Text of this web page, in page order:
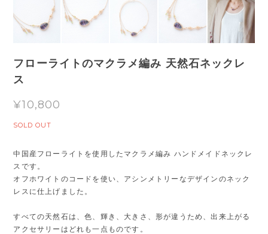
フローライトのマクラメ編み 天然石ネックレ
ス
¥10,800
SOLD OUT
中国産フローライトを使用したマクラメ編み ハンドメイドネックレ
スです。
オフホワイトのコードを使い、アシンメトリーなデザインのネック
レスに仕上げました。
すべての天然石は、色、輝き、大きさ、形が違うため、出来上がる
アクセサリーはどれも一点ものです。